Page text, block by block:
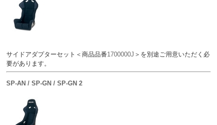
サイドアダプターセット＜商品品番1700000J ＞を別途ご用意いただく必
要があります。
SP-AN / SP-GN / SP-GN 2